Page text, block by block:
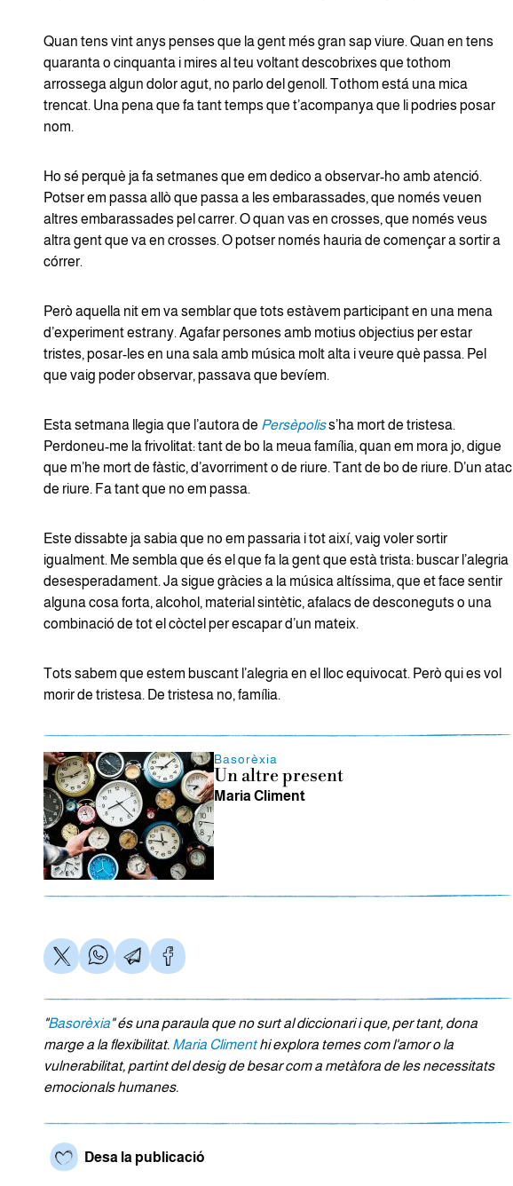
Quan tens vint anys penses que la gent més gran sap viure. Quan en tens
quaranta o cinquanta i mires al teu voltant descobrixes que tothom
arrossega algun dolor agut, no parlo del genoll. Tothom está una mica
trencat. Una pena que fa tant temps que t’acompanya que li podries posar
nom.
Ho sé perquè ja fa setmanes que em dedico a observar-ho amb atenció.
Potser em passa allò que passa a les embarassades, que només veuen
altres embarassades pel carrer. O quan vas en crosses, que només veus
altra gent que va en crosses. O potser només hauria de començar a sortir a
córrer.
Però aquella nit em va semblar que tots estàvem participant en una mena
d’experiment estrany. Agafar persones amb motius objectius per estar
tristes, posar-les en una sala amb música molt alta i veure què passa. Pel
que vaig poder observar, passava que bevíem.
Esta setmana llegia que l’autora de Persèpoliss’ha mort de tristesa.
Perdoneu-me la frivolitat: tant de bo la meua família, quan em mora jo, digue
que m’he mort de fàstic, d’avorriment o de riure. Tant de bo de riure. D’un atac
de riure. Fa tant que no em passa.
Este dissabte ja sabia que no em passaria i tot així, vaig voler sortir
igualment. Me sembla que és el que fa la gent que està trista: buscar l’alegria
desesperadament. Ja sigue gràcies a la música altíssima, que et face sentir
alguna cosa forta, alcohol, material sintètic, afalacs de desconeguts o una
combinació de tot el còctel per escapar d’un mateix.
Tots sabem que estem buscant l’alegria en el lloc equivocat. Però qui es vol
morir de tristesa. De tristesa no, família.
Basorèxia
Un altre present
Maria Climent
"Basorèxia" és una paraula que no surt al diccionari i que, per tant, dona
marge a la flexibilitat. Maria Climenthi explora temes com l'amor o la
vulnerabilitat, partint del desig de besar com a metàfora de les necessitats
emocionals humanes.
Desa la publicació